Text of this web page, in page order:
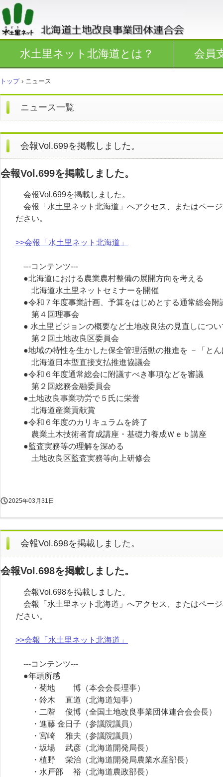
水土里ネット北海道とは？ 会員
トップ › ニュース
ニュース一覧
会報Vol.699を掲載しました。
会報Vol.699を掲載しました。
会報Vol.699を掲載しました。
会報「水土里ネット北海道」へアクセス、またはペー
ださい。
>>会報「水土里ネット北海道」
---コンテンツ---
●北海道における農業農村整備の展開方向を考える
北海道水土里ネットセミナーを開催
●令和７年度事業計画、予算をはじめとする通常総会附
第４回理事会
● 水土里ビジョンの概要など土地改良法の見直しについ
第２回土地改良区委員会
●地域の特性を生かした保全管理活動の推進を －「と
北海道日本型直接支払推進協議会
●令和６年度通常総会に附議すべき事項などを審議
第２回総務金融委員会
●土地改良事業功労で５氏に栄誉
北海道産業貢献賞
●令和６年度のカリキュラムを終了
農業土木技術者育成講座・基礎力養成Ｗｅｂ講座
●監査実務等の理解を深める
土地改良区監査実務等向上研修会
2025年03月31日
会報Vol.698を掲載しました。
会報Vol.698を掲載しました。
会報Vol.698を掲載しました。
会報「水土里ネット北海道」へアクセス、またはペー
ださい。
>>会報「水土里ネット北海道」
---コンテンツ---
●年頭所感
・菊地 博（本会会長理事）
・鈴木 直道（北海道知事）
・二階 俊博（全国土地改良事業団体連合会会長）
・進藤 金日子（参議院議員）
・宮崎 雅夫（参議院議員）
・坂場 武彦（北海道開発局長）
・植野 栄治（北海道開発局農業水産部長）
・水戸部 裕（北海道農政部長）